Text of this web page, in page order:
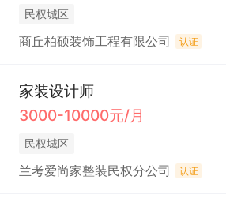
民权城区
商丘柏硕装饰工程有限公司 认证
家装设计师
3000-10000元/月
民权城区
兰考爱尚家整装民权分公司 认证